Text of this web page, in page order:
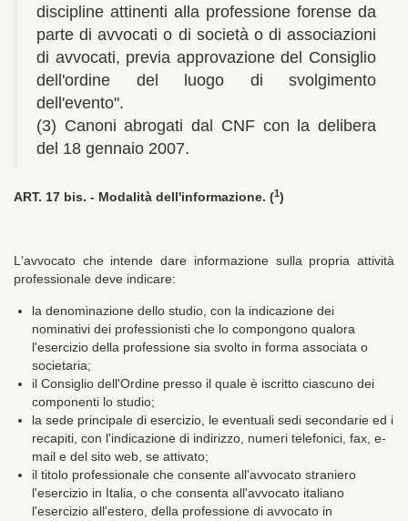
discipline attinenti alla professione forense da
parte di avvocati o di società o di associazioni
di avvocati, previa approvazione del Consiglio
dell'ordine del luogo di svolgimento
dell'evento".
(3) Canoni abrogati dal CNF con la delibera
del 18 gennaio 2007.
ART. 17 bis. - Modalità dell'informazione. (1)
L'avvocato che intende dare informazione sulla propria attività
professionale deve indicare:
la denominazione dello studio, con la indicazione dei
nominativi dei professionisti che lo compongono qualora
l'esercizio della professione sia svolto in forma associata o
societaria;
il Consiglio dell'Ordine presso il quale è iscritto ciascuno dei
componenti lo studio;
la sede principale di esercizio, le eventuali sedi secondarie ed i
recapiti, con l'indicazione di indirizzo, numeri telefonici, fax, e-
mail e del sito web, se attivato;
il titolo professionale che consente all'avvocato straniero
l'esercizio in Italia, o che consenta all'avvocato italiano
l'esercizio all'estero, della professione di avvocato in